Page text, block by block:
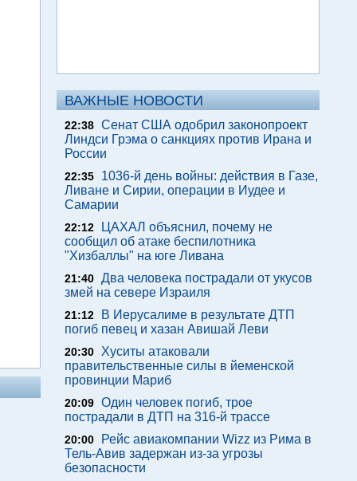
ВАЖНЫЕ НОВОСТИ
22:38 Сенат США одобрил законопроект
Линдси Грэма о санкциях против Ирана и
России
22:35
1036-й день войны: действия в Газе,
Ливане и Сирии, операции в Иудее и
Самарии
22:12
ЦАХАЛ объяснил, почему не
сообщил об атаке беспилотника
"Хизбаллы" на юге Ливана
21:40 Два человека пострадали от укусов
змей на севере Израиля
21:12
В Иерусалиме в результате ДТП
погиб певец и хазан Авишай Леви
20:30
Хуситы атаковали
правительственные силы в йеменской
провинции Мариб
20:09 Один человек погиб, трое
пострадали в ДТП на 316-й трассе
20:00
Рейс авиакомпании Wizz из Рима в
Тель-Авив задержан из-за угрозы
безопасности